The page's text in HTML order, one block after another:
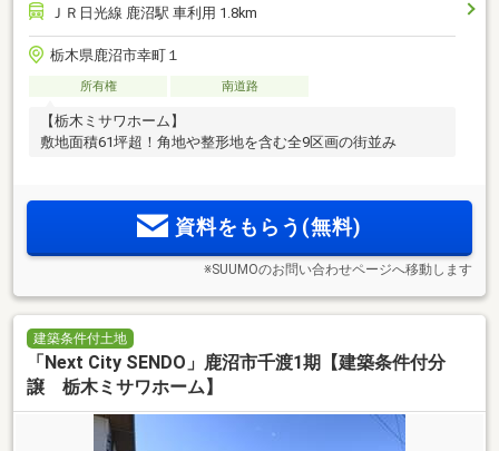
ＪＲ日光線 鹿沼駅 車利用 1.8km
栃木県鹿沼市幸町１
所有権 南道路
【栃木ミサワホーム】
敷地面積61坪超！角地や整形地を含む全9区画の街並み
資料をもらう(無料)
※SUUMOのお問い合わせページへ移動します
建築条件付土地
「Next City SENDO」鹿沼市千渡1期【建築条件付分
譲 栃木ミサワホーム】